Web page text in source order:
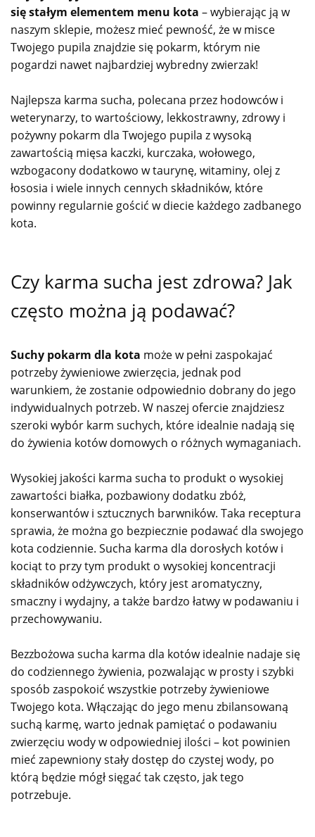
się stałym elementem menu kota – wybierając ją w
naszym sklepie, możesz mieć pewność, że w misce
Twojego pupila znajdzie się pokarm, którym nie
pogardzi nawet najbardziej wybredny zwierzak!
Najlepsza karma sucha, polecana przez hodowców i
weterynarzy, to wartościowy, lekkostrawny, zdrowy i
pożywny pokarm dla Twojego pupila z wysoką
zawartością mięsa kaczki, kurczaka, wołowego,
wzbogacony dodatkowo w taurynę, witaminy, olej z
łososia i wiele innych cennych składników, które
powinny regularnie gościć w diecie każdego zadbanego
kota.
Czy karma sucha jest zdrowa? Jak
często można ją podawać?
Suchy pokarm dla kota może w pełni zaspokajać
potrzeby żywieniowe zwierzęcia, jednak pod
warunkiem, że zostanie odpowiednio dobrany do jego
indywidualnych potrzeb. W naszej ofercie znajdziesz
szeroki wybór karm suchych, które idealnie nadają się
do żywienia kotów domowych o różnych wymaganiach.
Wysokiej jakości karma sucha to produkt o wysokiej
zawartości białka, pozbawiony dodatku zbóż,
konserwantów i sztucznych barwników. Taka receptura
sprawia, że można go bezpiecznie podawać dla swojego
kota codziennie. Sucha karma dla dorosłych kotów i
kociąt to przy tym produkt o wysokiej koncentracji
składników odżywczych, który jest aromatyczny,
smaczny i wydajny, a także bardzo łatwy w podawaniu i
przechowywaniu.
Bezzbożowa sucha karma dla kotów idealnie nadaje się
do codziennego żywienia, pozwalając w prosty i szybki
sposób zaspokoić wszystkie potrzeby żywieniowe
Twojego kota. Włączając do jego menu zbilansowaną
suchą karmę, warto jednak pamiętać o podawaniu
zwierzęciu wody w odpowiedniej ilości – kot powinien
mieć zapewniony stały dostęp do czystej wody, po
którą będzie mógł sięgać tak często, jak tego
potrzebuje.